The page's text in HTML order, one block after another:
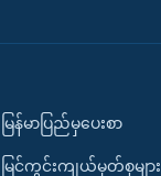
မြန်မာပြည်မှပေးစာ
မြင်ကွင်းကျယ်မှတ်စုများ